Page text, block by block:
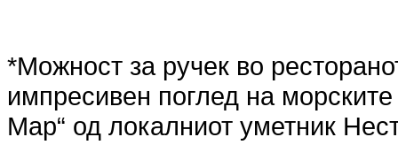
*Можност за ручек во
импресивен поглед на
Мар“ од локалниот уметник